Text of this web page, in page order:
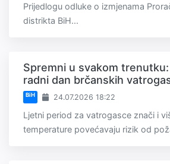
Prijedlogu odluke o izmjenama
distrikta BiH...
Spremni u svakom
radni dan brčanskih
BiH 24.07.2026 18:22
Ljetni period za vatrogasce znači i
temperature povećavaju rizik od